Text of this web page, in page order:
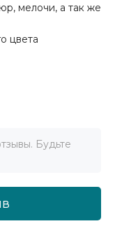
мелочи, а так же
цвета
Будьте